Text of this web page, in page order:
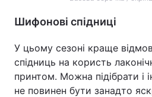
Шифонові спідниці
У цьому сезоні краще
спідниць на користь
принтом. Можна підібрати і
не повинен бути занадто